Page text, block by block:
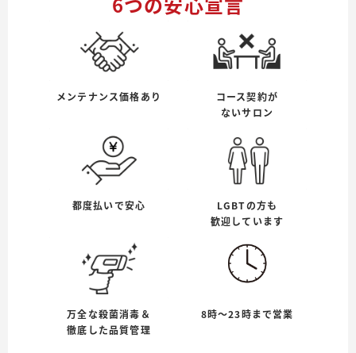
メンテナンス価格あり
コース契約が
ないサロン
都度払いで安心
LGBTの方も
歓迎しています
万全な殺菌消毒＆
徹底した品質管理
8時〜23時まで営業